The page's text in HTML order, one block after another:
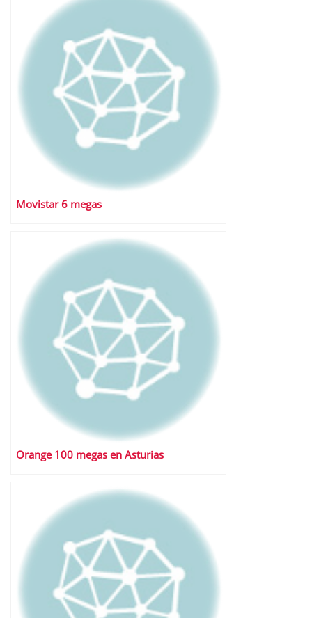
Movistar 6 megas
Orange 100 megas en Asturias